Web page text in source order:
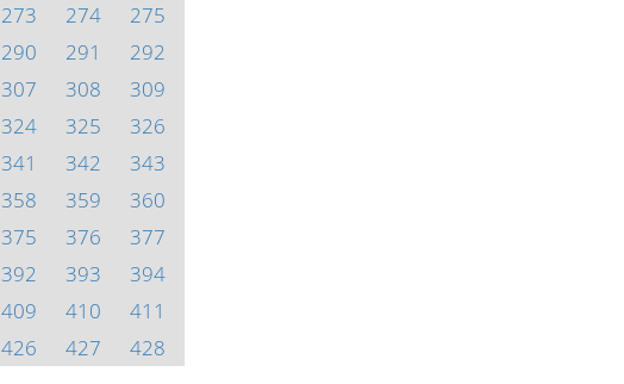
273 274
275
290 291
292
307 308
309
324 325
326
341 342
343
358 359
360
375 376
377
392 393
394
409 410
411
426 427
428